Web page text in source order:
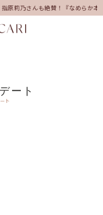
指原莉乃さんも絶賛！『なめらか本
ート
ト